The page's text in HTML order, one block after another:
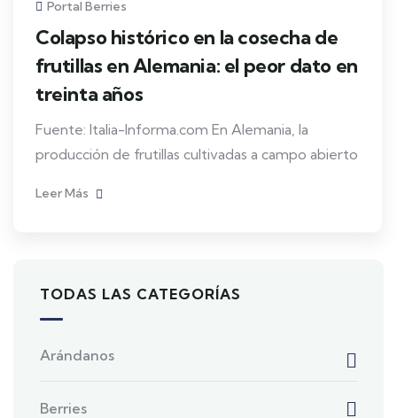
Portal Berries
Colapso histórico en la cosecha de
frutillas en Alemania: el peor dato en
treinta años
Fuente: Italia-Informa.com En Alemania, la
producción de frutillas cultivadas a campo abierto
Leer Más
TODAS LAS CATEGORÍAS
Arándanos
Berries